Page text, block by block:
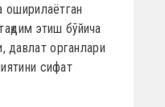
оширилаётган
этиш бўйича
органлари
сифат